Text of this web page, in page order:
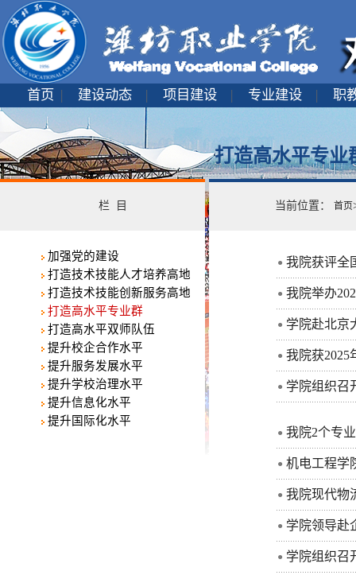
首页 | 建设动态 | 项目建设 | 专业建设 | 职
打造高水平专业
栏 目
加强党的建设
打造技术技能人才培养高地
打造技术技能创新服务高地
打造高水平专业群
打造高水平双师队伍
提升校企合作水平
提升服务发展水平
提升学校治理水平
提升信息化水平
提升国际化水平
当前位置： 首页
● 我院获评全
● 我院举办
● 学院赴北京
● 我院获2025
● 学院组织召
● 我院2个专
● 机电工程学
● 我院现代物
● 学院领导赴
● 学院组织召